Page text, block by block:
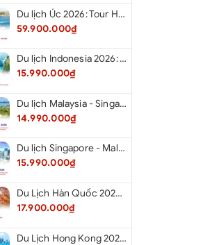
Du lịch Úc 2026: Tour Hà Nội - Sydney - Canberra - Melbourne - Hà Nội
59.900.000₫
Du lịch Indonesia 2026: Tour Hà Nội - Bali - Cổng Trời Lempuyang - Swings Bali - Ngắm hoàng hôn biển Jimbaran - Kelingking - Sống Lưng Khủng Long từ Hà Nội
15.990.000₫
Du lịch Malaysia - Singapore 2026: Tour Đảo Sentosa - Madame Tussause - Garden By The Bay - Thành Cổ Malacca - Thủ Đô Kualalumpur - Cao Nguyên Genting - New Putrajaya từ Hà Nội
14.990.000₫
Du lịch Singapore - Malaysia 2026: Tour Đảo Sentosa - Madame Tussauds - Garden By The Bay - Thành cổ Malacca - Thủ đô Kuala Lumpur - Cao nguyên Genting - New Putrajaya từ Hà Nội
15.990.000₫
Du Lịch Hàn Quốc 2026: Hà Nội - Seoul - Nami - Everland - Painter Show - Thư Viện Sách
17.900.000₫
Du Lịch Hong Kong 2026: Khám phá Hongkong - Thâm Quyến - Quảng Châu từ Hà Nội